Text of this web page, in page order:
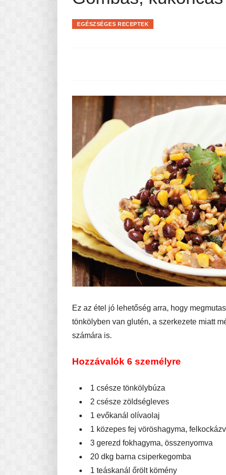
MINDENNAPI KENYERÜNK
EGÉSZSÉGES RECEPTEK
Ez az étel jó lehetőség arra, hogy
tönkölyben van glutén, a szerkezete miatt
számára is.
Hozzávalók 6 személyre
1 csésze tönkölybúza
2 csésze zöldségleves
1 evőkanál olívaolaj
1 közepes fej vöröshagyma,
3 gerezd fokhagyma, összenyomva
20 dkg barna csiperkegomba
1 teáskanál őrölt kömény